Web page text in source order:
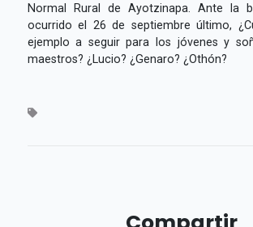
Normal Rural de Ayotzinapa. Ante la
ocurrido el 26 de septiembre último,
ejemplo a seguir para los jóvenes y
maestros? ¿Lucio? ¿Genaro? ¿Othón?